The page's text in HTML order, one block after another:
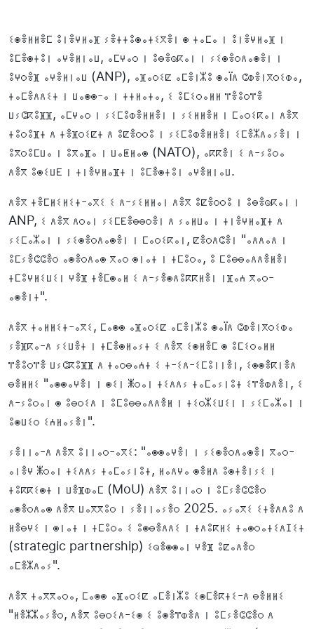
ⵉⵙⴻⵍⵍⴻⵎ ⵓⵏⴻⵖⵍⴰⴼ ⵢⴻⵜⵜⵓⵙⴰⵜⵉⴳⴻⵏ ⵙ ⵜⴰⵎⴰ ⵏ ⵓⵏⴻⵖⵍⴰⴼ ⵏ
ⵓⵎⴻⵙⵜⵓⵏ ⴰⵖⴻⵍⵏⴰⵡ, ⴰⵎⵖⴰⵔ ⵏ ⵓⴱⴻⵕⴽⴰⵏ ⵏ ⵢⵉⵙⴻⵔⴷⴰⵙⴻⵏ ⵏ
ⵓⵖⵔⴻⴼ ⴰⵖⴻⵍⵏⴰⵡ (ANP), ⴰⴼⴰⵔⵉⵇ ⴰⵎⴻⵏⵣⵓ ⵙⴰïⴷ ⵛⵀⴻⵏⴳⵔⵉⵀⴰ,
ⵜⴰⵎⴻⴷⴷⵉⵜ ⵏ ⵡⴰⵙⵙ-ⴰ ⵏ ⵜⵜⵍⴰⵜⴰ, ⵉ ⵓⵎⵉⵔⴰⵍⵍ ⴶⴻⵓⵔⴶⴻ
ⵡⵢⵛⴽⵓⴼⴼ, ⴰⵎⵖⴰⵔ ⵏ ⵢⵉⵎⵓⵀⴻⵍⵍⴻⵏ ⵏ ⵢⵉⵍⵍⴻⵍ ⵏ ⵎⴰⵔⵉⴽⴰⵏ ⴷⴻⴳ
ⵜⵓⵔⵓⴼⵜ ⴷ ⵜⴻⴼⵔⵉⵇⵜ ⴷ ⵓⵇⴻⵔⵔⵓ ⵏ ⵢⵉⵎⵓⵀⴻⵍⵍⴻⵏ ⵉⵎⴻⵣⴷⴰⵢⴻⵏ ⵏ
ⵓⴳⵔⵓⵎⵡⴰ ⵏ ⵓⴳⴰⴼⴰ ⵏ ⵡⴰⵟⵍⴰⵙ (NATO), ⴰⴽⴽⴻⵏ ⵉ ⴷ-ⵢⵓⵔⴰ
ⴷⴻⴳ ⵓⵙⵉⵡⴹ ⵏ ⵜⵏⴻⵖⵍⴰⴼⵜ ⵏ ⵓⵎⴻⵙⵜⵓⵏ ⴰⵖⴻⵍⵏⴰⵡ.
ⴷⴻⴳ ⵜⴻⵎⵍⵉⵍⵉⵜ-ⴰⴳⵉ ⵉ ⴷ-ⵢⵉⵍⵍⴰⵏ ⴷⴻⴳ ⵓⵇⴻⵔⵔⵓ ⵏ ⵓⴱⴻⵕⴽⴰⵏ ⵏ
ANP, ⵉ ⴷⴻⴳ ⴷⵔⴰⵏ ⵢⵉⵎⴹⴻⴱⴱⵔⴻⵏ ⴷ ⵢⴰⵍⵡⴰ ⵏ ⵜⵏⴻⵖⵍⴰⴼⵜ ⴷ
ⵢⵉⵎⴰⵣⴰⵏ ⵏ ⵢⵉⵙⴻⵔⴷⴰⵙⴻⵏ ⵏ ⵎⴰⵔⵉⴽⴰⵏ, ⵇⴻⵔⴷⵛⴻⵏ "ⴰⴷⴷⴰⴷ ⵏ
ⵓⵎⵢⴻⵛⵛⴻⵔ ⴰⵙⴻⵔⴷⴰⵙ ⴳⴰⵔ ⵙⵏⴰⵜ ⵏ ⵜⵎⵓⵔⴰ, ⵓ ⵎⵓⴱⴱⴰⴷⴷⴻⵍⴻⵏ
ⵜⵎⵓⵖⵍⵉⵡⵉⵏ ⵖⴻⴼ ⵜⴻⵎⵙⴰⵍ ⵉ ⴷ-ⵢⴻⵙⴷⵓⴽⴽⵍⴻⵏ ⵏⴼⴰⵄ ⴳⴰⵔ-
ⴰⵙⴻⵏⵜ".
ⴷⴻⴳ ⵜⴰⵍⵍⵉⵜ-ⴰⴳⵉ, ⵎⴰⵙⵙ ⴰⴼⴰⵔⵉⵇ ⴰⵎⴻⵏⵣⵓ ⵙⴰïⴷ ⵛⵀⴻⵏⴳⵔⵉⵀⴰ
ⵢⴻⴼⴽⴰ-ⴷ ⵢⵉⵡⴻⵜ ⵏ ⵜⵎⴻⵙⵍⴰⵢⵜ ⵉ ⴷⴻⴳ ⵉⵙⵍⴻⵎ ⵙ ⵓⵎⵉⵔⴰⵍⵍ
ⴶⴻⵓⵔⴶⴻ ⵡⵢⵛⴽⵓⴼⴼ ⴷ ⵜⴰⵔⴱⴰⵄⵜ ⵉ ⵜ-ⵉⴷ-ⵉⵎⵓⵏⵏⴻⵏ, ⵉⵙⵙⴻⴽⵏⴻⴷ
ⴱⴻⵍⵍⵉ "ⴰⵙⵙⴰⵖⴻⵏ ⵏ ⵙⵉⵏ ⵥⵔⴰⵏ ⵜⵉⴷⴷⵢ ⵜⴰⵎⴰⵢⵏⵓⵜ ⵉⴶⴻⵀⴷⴻⵏ, ⵉ
ⴷ-ⵢⵓⵔⴰⵏ ⵙ ⵓⴱⵔⵉⴷ ⵏ ⵓⵎⵓⴱⴱⴰⴷⴷⴻⵍ ⵏ ⵜⵉⵔⵣⵉⵡⵉⵏ ⵏ ⵢⵉⵎⴰⵣⴰⵏ ⵏ
ⵓⵙⵡⵉⵔ ⵉⵄⵍⴰⵢⴻⵏ".
ⵢⴻⵏⵏⴰ-ⴷ ⴷⴻⴳ ⵓⵏⵏⴰⵔ-ⴰⴳⵉ: "ⴰⵙⵙⴰⵖⴻⵏ ⵏ ⵢⵉⵙⴻⵔⴷⴰⵙⴻⵏ ⴳⴰⵔ-
ⴰⵏⴻⵖ ⵥⵔⴰⵏ ⵜⵉⴷⴷⵢ ⵜⴰⵎⴰⵢⵏⵓⵜ, ⵍⴰⴷⵖⴰ ⵙⴻⵍⴷ ⵓⵙⵜⴻⵏⵢⵉ ⵏ
ⵜⵓⴽⴽⵉⵙⵜ ⵏ ⵡⴻⴼⵀⴰⵎ (MoU) ⴷⴻⴳ ⵓⵏⵏⴰⵔ ⵏ ⵓⵎⵢⴻⵛⵛⴻⵔ
ⴰⵙⴻⵔⴷⴰⵙ ⴷⴻⴳ ⵡⴰⴳⴳⵓⵔ ⵏ ⵢⴻⵏⵏⴰⵢⴻⵔ 2025. ⴰⵢⴰⴳⵉ ⵉⵜⴻⴷⴷⵓ ⴷ
ⵍⴻⴱⵖⵉ ⵏ ⵙⵏⴰⵜ ⵏ ⵜⵎⵓⵔⴰ ⵉ ⵓⵙⴱⴻⴷⴷⵉ ⵏ ⵜⴷⵓⴽⵍⵉ ⵜⴰⵙⵔⴰⵜⵉⴷⵊⵉⵜ
(strategic partnership) ⵉⵕⴻⵙⵙⴰⵏ ⵖⴻⴼ ⵓⵇⴰⴷⴻⵔ
ⴰⵎⴻⵣⴷⴰⵢ".
ⴷⴻⴳ ⵜⴰⴳⴳⴰⵔⴰ, ⵎⴰⵙⵙ ⴰⴼⴰⵔⵉⵇ ⴰⵎⴻⵏⵣⵓ ⵉⵙⵎⴻⴽⵜⵉ-ⴷ ⴱⴻⵍⵍⵉ
"ⵍⴻⵣⵣⴰⵢⴻⵔ, ⴷⴻⴳ ⵓⴱⵔⵉⴷ-ⵉⵙ ⵉ ⵓⵙⴻⴶⵀⴻⴷ ⵏ ⵓⵎⵢⴻⵛⵛⴻⵔ ⴷ